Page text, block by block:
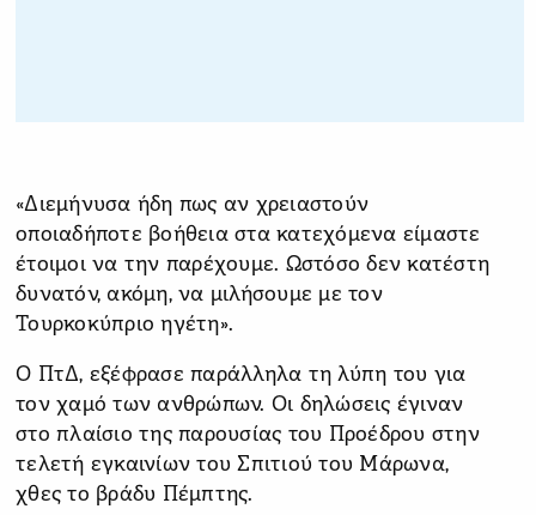
«Διεμήνυσα ήδη πως αν χρειαστούν
οποιαδήποτε βοήθεια στα κατεχόμενα είμαστε
έτοιμοι να την παρέχουμε. Ωστόσο δεν κατέστη
δυνατόν, ακόμη, να μιλήσουμε με τον
Τουρκοκύπριο ηγέτη».
Ο ΠτΔ, εξέφρασε παράλληλα τη λύπη του για
τον χαμό των ανθρώπων. Οι δηλώσεις έγιναν
στο πλαίσιο της παρουσίας του Προέδρου στην
τελετή εγκαινίων του Σπιτιού του Μάρωνα,
χθες το βράδυ Πέμπτης.